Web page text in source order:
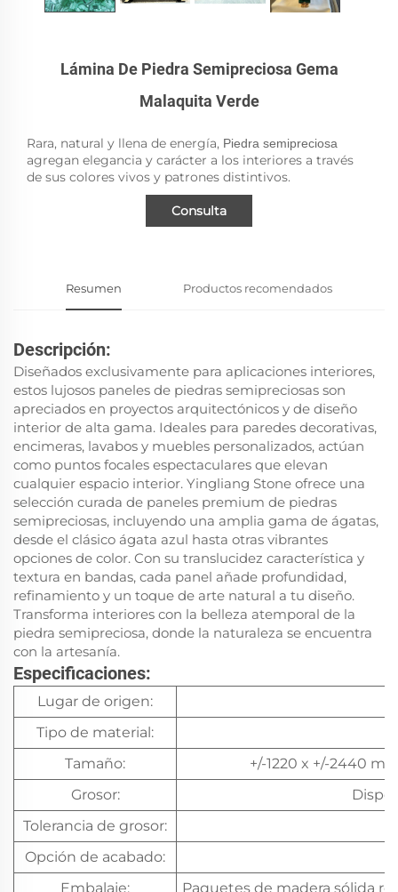
Lámina De Piedra Semipreciosa Gema
Malaquita Verde
Rara, natural y llena de energía, Piedra semipreciosa
agregan elegancia y carácter a los interiores a través
de sus colores vivos y patrones distintivos.
Consulta
Resumen Productos recomendados
Descripción:
Diseñados exclusivamente para aplicaciones interiores,
estos lujosos paneles de piedras semipreciosas son
apreciados en proyectos arquitectónicos y de diseño
interior de alta gama. Ideales para paredes decorativas,
encimeras, lavabos y muebles personalizados, actúan
como puntos focales espectaculares que elevan
cualquier espacio interior. Yingliang Stone ofrece una
selección curada de paneles premium de piedras
semipreciosas, incluyendo una amplia gama de ágatas,
desde el clásico ágata azul hasta otras vibrantes
opciones de color. Con su translucidez característica y
textura en bandas, cada panel añade profundidad,
refinamiento y un toque de arte natural a tu diseño.
Transforma interiores con la belleza atemporal de la
piedra semipreciosa, donde la naturaleza se encuentra
con la artesanía.
Especificaciones:
Lugar de origen:
Tipo de material:
Tamaño:
+/-1220 x +/-2440
Grosor:
Tolerancia de grosor:
Opción de acabado:
Embalaje:
Paquetes de madera sólida